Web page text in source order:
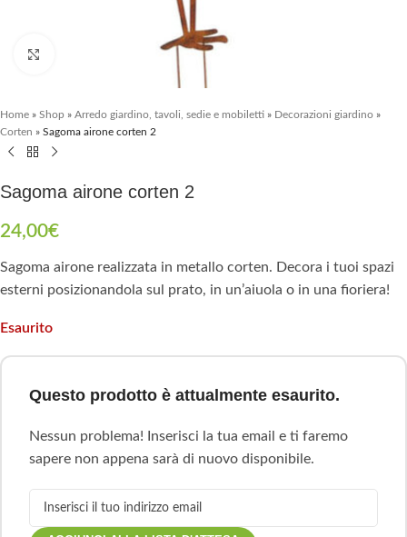
Clicca per ingrandire
Home » Shop » Arredo giardino, tavoli, sedie e mobiletti » Decorazioni giardino »
Corten » Sagoma airone corten 2
Sagoma airone corten 2
24,00€
Sagoma airone realizzata in metallo corten. Decora i tuoi spazi
esterni posizionandola sul prato, in un’aiuola o in una fioriera!
Esaurito
Questo prodotto è attualmente esaurito.
Nessun problema! Inserisci la tua email e ti faremo
sapere non appena sarà di nuovo disponibile.